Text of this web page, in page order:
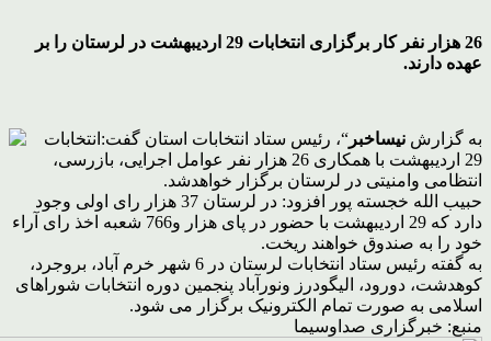
26 هزار نفر کار برگزاری انتخابات 29 اردیبهشت در لرستان را بر
عهده دارند.
به گزارش نیساخبر “، رئیس ستاد انتخابات استان گفت:انتخابات
29 اردیبهشت با همکاری 26 هزار نفر عوامل اجرایی، بازرسی،
انتظامی وامنیتی در لرستان برگزار خواهدشد.
حبیب الله خجسته پور افزود: در لرستان 37 هزار رای اولی وجود
دارد که 29 اردیبهشت با حضور در پای هزار و766 شعبه اخذ رای آراء
خود را به صندوق خواهند ریخت.
به گفته رئیس ستاد انتخابات لرستان در 6 شهر خرم آباد، بروجرد،
کوهدشت، دورود، الیگودرز ونورآباد پنجمین دوره انتخابات شوراهای
اسلامی به صورت تمام الکترونیک برگزار می شود.
منبع: خبرگزاری صداوسیما